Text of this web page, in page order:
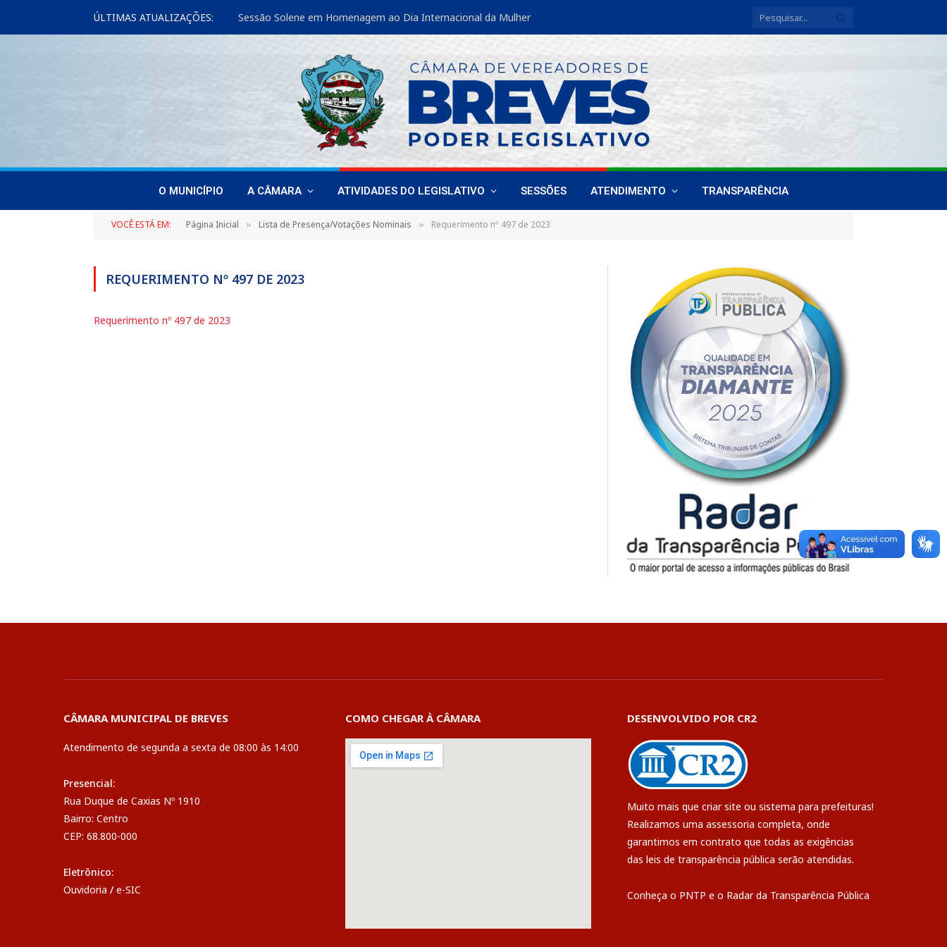
ÚLTIMAS ATUALIZAÇÕES: Sessão Solene em Homenagem ao Dia Internacional da Mulher
O MUNICÍPIO A CÂMARA ATIVIDADES DO LEGISLATIVO SESSÕES ATENDIMENTO TRANSPARÊNCIA
VOCÊ ESTÁ EM: Página Inicial » Lista de Presença/Votações Nominais » Requerimento nº 497 de 2023
REQUERIMENTO Nº 497 DE 2023
Requerimento nº 497 de 2023
CÂMARA MUNICIPAL DE BREVES
Atendimento de segunda a sexta de 08:00 às 14:00
Presencial:
Rua Duque de Caxias Nº 1910
Bairro: Centro
CEP: 68.800-000
Eletrônico:
Ouvidoria / e-SIC
COMO CHEGAR À CÂMARA DESENVOLVIDO POR CR2
Muito mais que criar site ou sistema para prefeituras!
Realizamos uma assessoria completa, onde
garantimos em contrato que todas as exigências
das leis de transparência pública serão atendidas.
Conheça o PNTP e o Radar da Transparência Pública